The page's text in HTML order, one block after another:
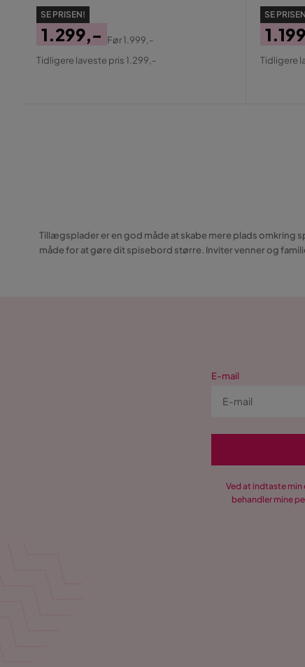
SE PRISEN!
Pris
1.299,-
Original
Før1.999,-
Tidligere laveste pris 1.299,-
SE
Pris
Tidligere
Tillægsplader er en god måde at skabe mere plads
måde for at gøre dit spisebord større. Inviter venner og
E-mail
Ved at indtaste
behandler mine